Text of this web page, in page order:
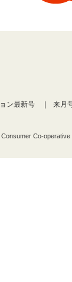
ン最新号 来月
Co-operative